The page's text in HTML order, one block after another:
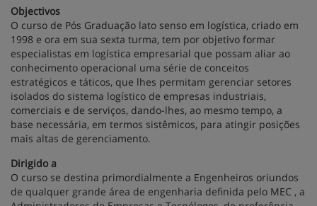
Objectivos
O curso de Pós Graduação lato senso em logística, criado em
1998 e ora em sua sexta turma, tem por objetivo formar
especialistas em logística empresarial que possam aliar ao
conhecimento operacional uma série de conceitos
estratégicos e táticos, que lhes permitam gerenciar setores
isolados do sistema logístico de empresas industriais,
comerciais e de serviços, dando-lhes, ao mesmo tempo, a
base necessária, em termos sistêmicos, para atingir posições
mais altas de gerenciamento.
Dirigido a
O curso se destina primordialmente a Engenheiros oriundos
de qualquer grande área de engenharia definida pelo MEC , a